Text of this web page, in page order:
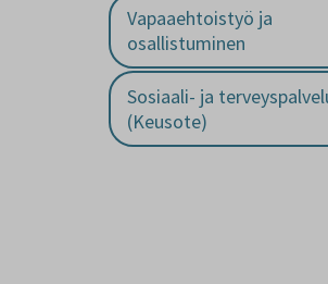
Vapaaehtoistyö ja
osallistuminen
Sosiaali- ja
(Keusote)